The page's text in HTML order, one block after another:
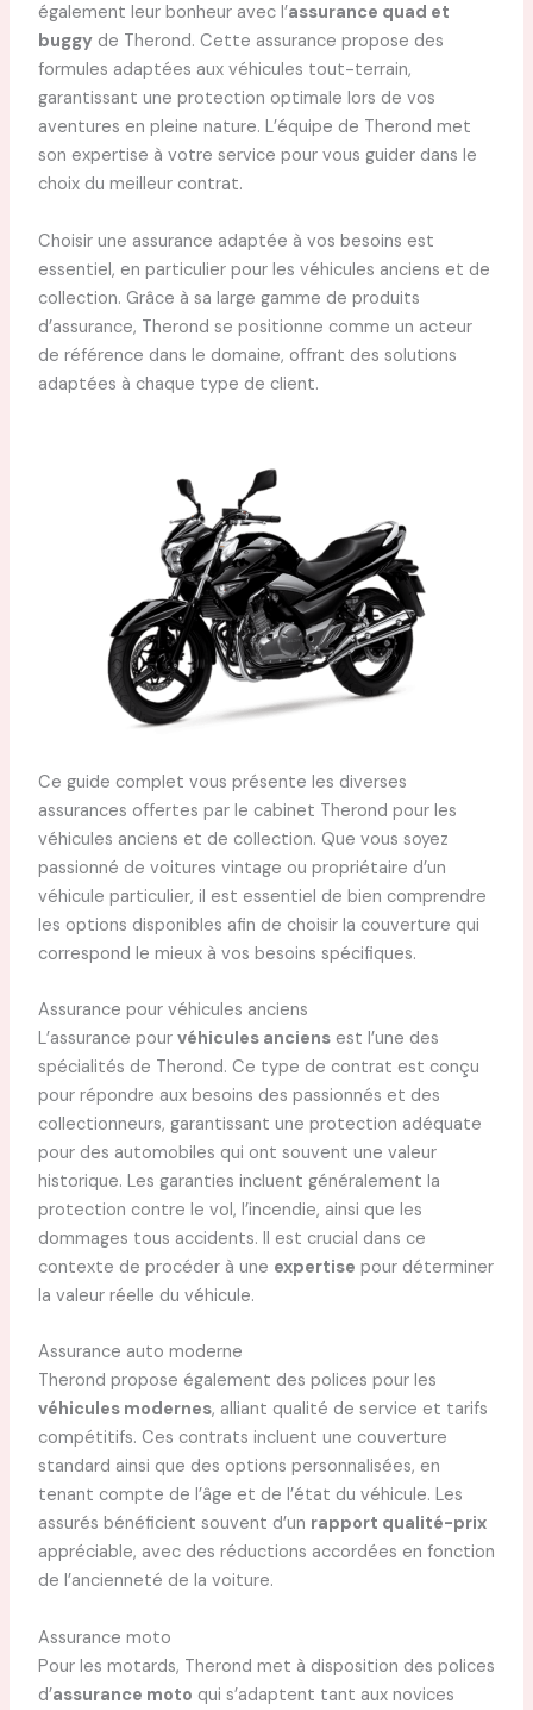
également leur bonheur avec l’assurance quad et
buggyde Therond. Cette assurance propose des
formules adaptées aux véhicules tout-terrain,
garantissant une protection optimale lors de vos
aventures en pleine nature. L’équipe de Therond met
son expertise à votre service pour vous guider dans le
choix du meilleur contrat.
Choisir une assurance adaptée à vos besoins est
essentiel, en particulier pour les véhicules anciens et de
collection. Grâce à sa large gamme de produits
d’assurance, Therond se positionne comme un acteur
de référence dans le domaine, offrant des solutions
adaptées à chaque type de client.
Ce guide complet vous présente les diverses
assurances offertes par le cabinet Therond pour les
véhicules anciens et de collection. Que vous soyez
passionné de voitures vintage ou propriétaire d’un
véhicule particulier, il est essentiel de bien comprendre
les options disponibles afin de choisir la couverture qui
correspond le mieux à vos besoins spécifiques.
Assurance pour véhicules anciens
L’assurance pour véhicules anciensest l’une des
spécialités de Therond. Ce type de contrat est conçu
pour répondre aux besoins des passionnés et des
collectionneurs, garantissant une protection adéquate
pour des automobiles qui ont souvent une valeur
historique. Les garanties incluent généralement la
protection contre le vol, l’incendie, ainsi que les
dommages tous accidents. Il est crucial dans ce
contexte de procéder à une expertise pour déterminer
la valeur réelle du véhicule.
Assurance auto moderne
Therond propose également des polices pour les
véhicules modernes, alliant qualité de service et tarifs
compétitifs. Ces contrats incluent une couverture
standard ainsi que des options personnalisées, en
tenant compte de l’âge et de l’état du véhicule. Les
assurés bénéficient souvent d’un rapport qualité-prix
appréciable, avec des réductions accordées en fonction
de l’ancienneté de la voiture.
Assurance moto
Pour les motards, Therond met à disposition des polices
d’assurance moto qui s’adaptent tant aux novices